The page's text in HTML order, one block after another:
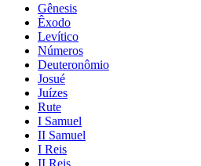
Gênesis
Êxodo
Levítico
Números
Deuteronômio
Josué
Juízes
Rute
I Samuel
II Samuel
I Reis
II Reis